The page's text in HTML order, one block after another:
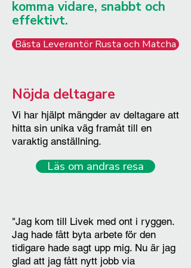
komma vidare, snabbt och
effektivt.
Bästa Leverantör Rusta och Matcha
Nöjda deltagare
Vi har hjälpt mängder av deltagare att
hitta sin unika väg framåt till en
varaktig anställning.
Läs om andras resa
"Jag kom till Livek med ont i ryggen.
Jag hade fått byta arbete för den
tidigare hade sagt upp mig. Nu är jag
glad att jag fått nytt jobb via